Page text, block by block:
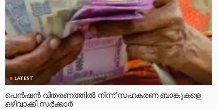
LATEST
പെൻഷൻ വിതരണത്തിൽ നിന്ന് സഹകരണ ബാങ്കുകളെ
ഒഴിവാക്കി സർക്കാർ